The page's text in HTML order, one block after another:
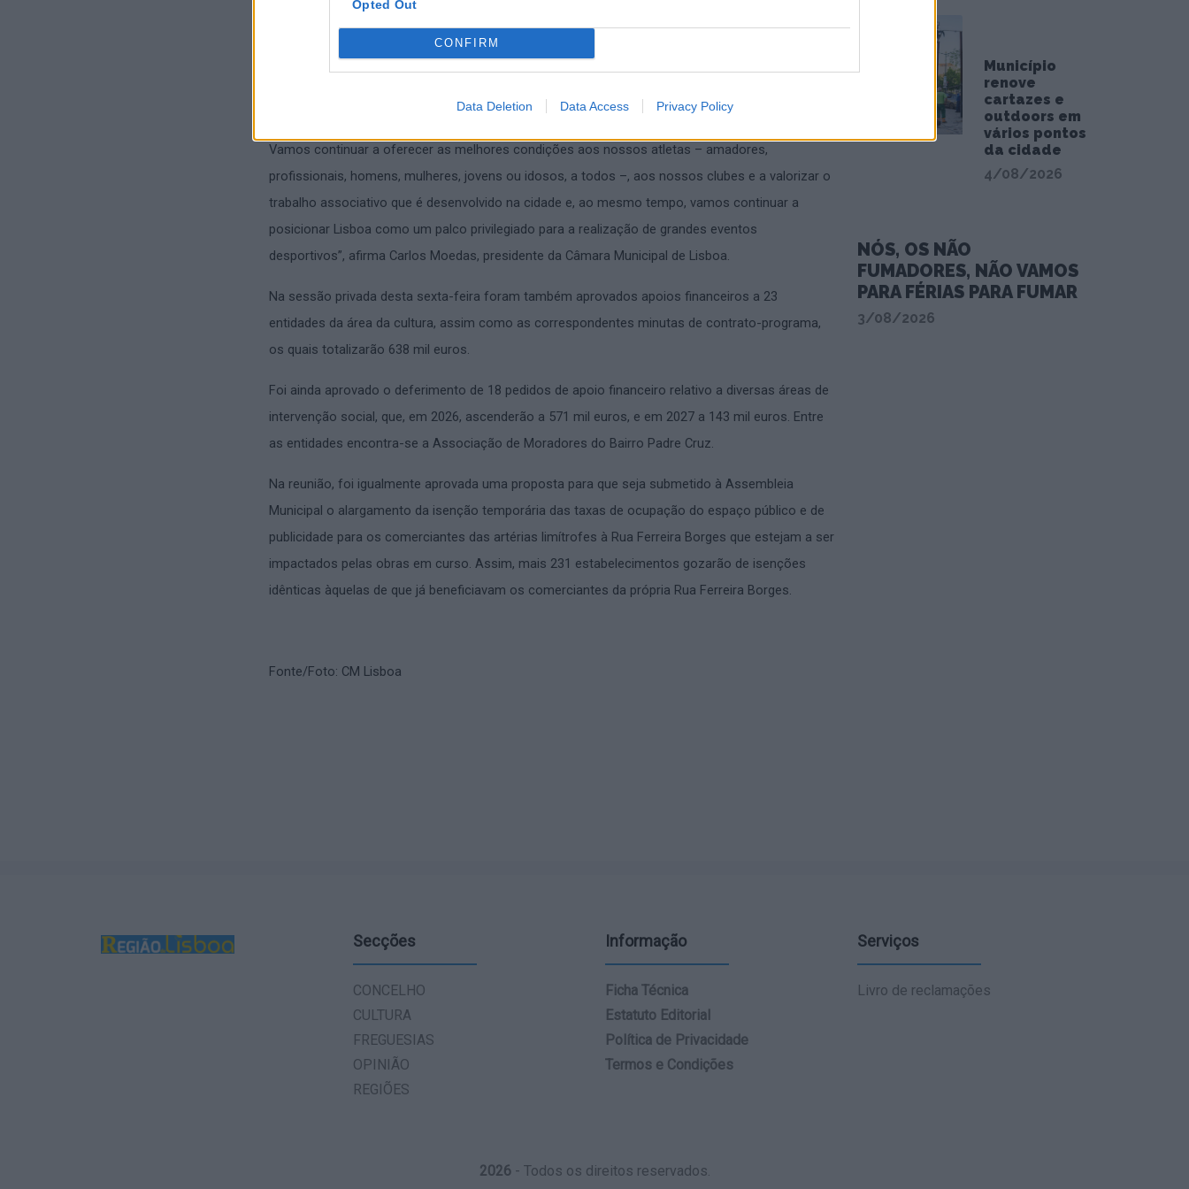
Opted Out
CONFIRM
Data Deletion Data Access Privacy Policy
“O conjunto de apoios aprovado reflete uma visão estratégica clara e uma opção política deste
executivo, que passa pelo investimento estruturado e sustentado no desporto. Para nós, a
atividade física e o desporto não são apenas fatores de promoção da saúde, mas também
Vamos continuar a oferecer as melhores condições aos nossos atletas – amadores,
profissionais, homens, mulheres, jovens ou idosos, a todos –, aos nossos clubes e a valorizar o
trabalho associativo que é desenvolvido na cidade e, ao mesmo tempo, vamos continuar a
posicionar Lisboa como um palco privilegiado para a realização de grandes eventos
desportivos”, afirma Carlos Moedas, presidente da Câmara Municipal de Lisboa.
Na sessão privada desta sexta-feira foram também aprovados apoios financeiros a 23
entidades da área da cultura, assim como as correspondentes minutas de contrato-programa,
os quais totalizarão 638 mil euros.
Foi ainda aprovado o deferimento de 18 pedidos de apoio financeiro relativo a diversas áreas de
intervenção social, que, em 2026, ascenderão a 571 mil euros, e em 2027 a 143 mil euros. Entre
as entidades encontra-se a Associação de Moradores do Bairro Padre Cruz.
Na reunião, foi igualmente aprovada uma proposta para que seja submetido à Assembleia
Municipal o alargamento da isenção temporária das taxas de ocupação do espaço público e de
publicidade para os comerciantes das artérias limítrofes à Rua Ferreira Borges que estejam a ser
impactados pelas obras em curso. Assim, mais 231 estabelecimentos gozarão de isenções
idênticas àquelas de que já beneficiavam os comerciantes da própria Rua Ferreira Borges.
Fonte/Foto: CM Lisboa
Município
renove
cartazes e
outdoors em
vários pontos
da cidade
4/08/2026
NÓS, OS NÃO
FUMADORES, NÃO VAMOS
PARA FÉRIAS PARA FUMAR
3/08/2026
Secções
CONCELHO
CULTURA
FREGUESIAS
OPINIÃO
REGIÕES
Informação
Ficha Técnica
Estatuto Editorial
Política de Privacidade
Termos e Condições
Serviços
Livro de reclamações
2026- Todos os direitos reservados.